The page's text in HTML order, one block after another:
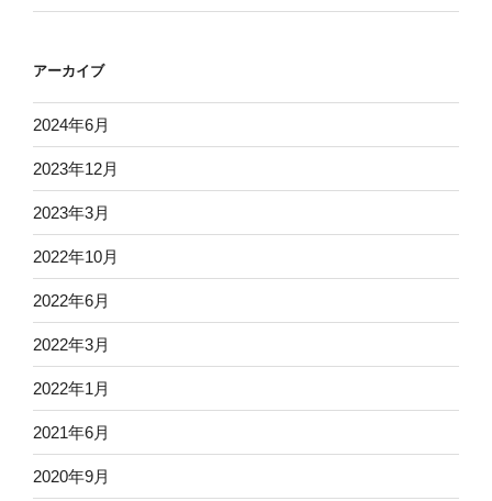
アーカイブ
2024年6月
2023年12月
2023年3月
2022年10月
2022年6月
2022年3月
2022年1月
2021年6月
2020年9月